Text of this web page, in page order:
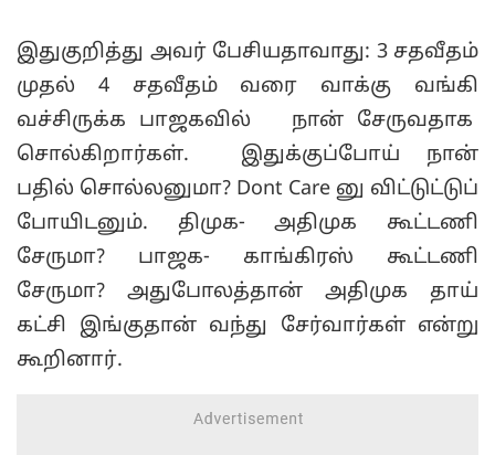
இதுகுறித்து அவர் பேசியதாவாது: 3 சதவீதம்
முதல் 4 சதவீதம் வரை வாக்கு வங்கி
வச்சிருக்க பாஜகவில் நான் சேருவதாக
சொல்கிறார்கள். இதுக்குப்போய் நான்
பதில் சொல்லனுமா? Dont Care னு விட்டுட்டுப்
போயிடனும். திமுக- அதிமுக கூட்டணி
சேருமா? பாஜக- காங்கிரஸ் கூட்டணி
சேருமா? அதுபோலத்தான் அதிமுக தாய்
கட்சி இங்குதான் வந்து சேர்வார்கள் என்று
கூறினார்.